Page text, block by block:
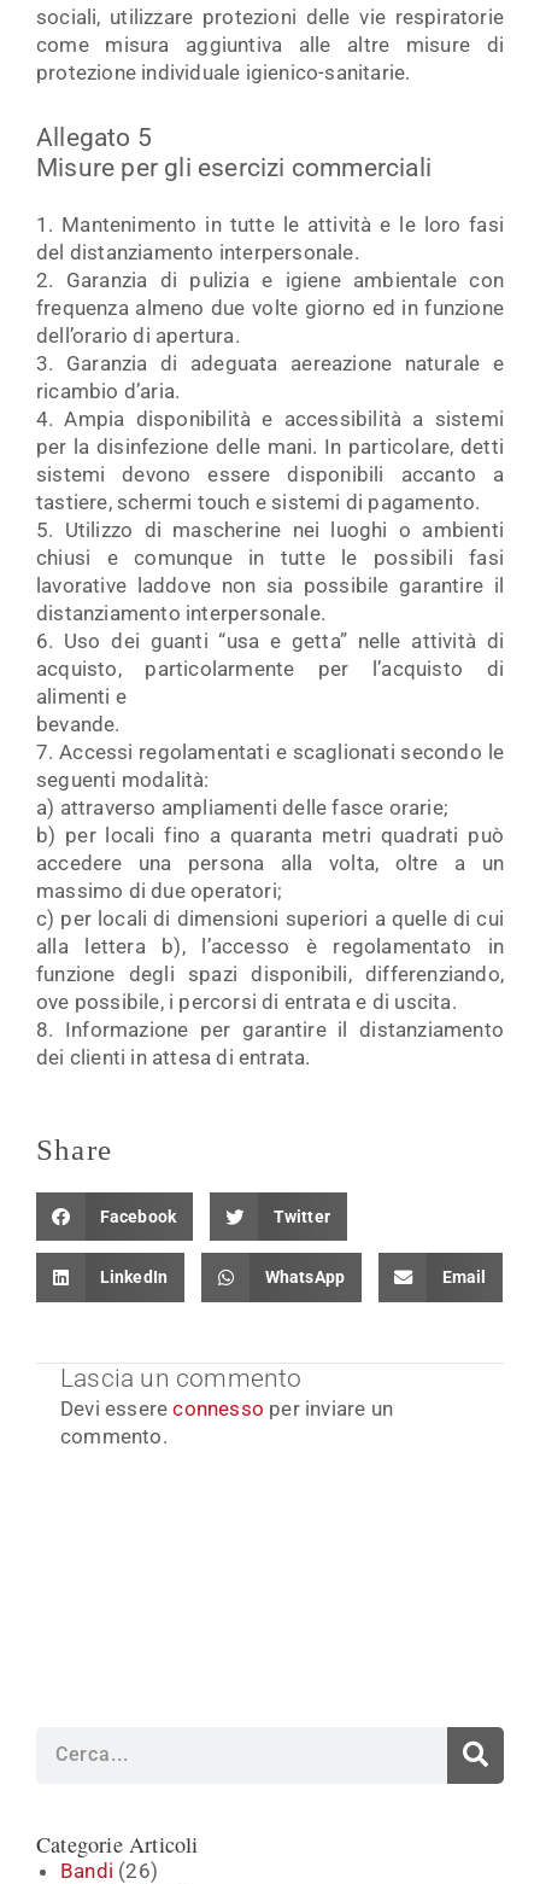
sociali, utilizzare protezioni delle vie respiratorie
come misura aggiuntiva alle altre misure di
protezione individuale igienico-sanitarie.
Allegato 5
Misure per gli esercizi commerciali
1. Mantenimento in tutte le attività e le loro fasi
del distanziamento interpersonale.
2. Garanzia di pulizia e igiene ambientale con
frequenza almeno due volte giorno ed in funzione
dell’orario di apertura.
3. Garanzia di adeguata aereazione naturale e
ricambio d’aria.
4. Ampia disponibilità e accessibilità a sistemi
per la disinfezione delle mani. In particolare, detti
sistemi devono essere disponibili accanto a
tastiere, schermi touch e sistemi di pagamento.
5. Utilizzo di mascherine nei luoghi o ambienti
chiusi e comunque in tutte le possibili fasi
lavorative laddove non sia possibile garantire il
distanziamento interpersonale.
6. Uso dei guanti “usa e getta” nelle attività di
acquisto, particolarmente per l’acquisto di
alimenti e
bevande.
7. Accessi regolamentati e scaglionati secondo le
seguenti modalità:
a) attraverso ampliamenti delle fasce orarie;
b) per locali fino a quaranta metri quadrati può
accedere una persona alla volta, oltre a un
massimo di due operatori;
c) per locali di dimensioni superiori a quelle di cui
alla lettera b), l’accesso è regolamentato in
funzione degli spazi disponibili, differenziando,
ove possibile, i percorsi di entrata e di uscita.
8. Informazione per garantire il distanziamento
dei clienti in attesa di entrata.
Share
Facebook Twitter
LinkedIn WhatsApp Email
Lascia un commento
Devi essereconnesso per inviare un
commento.
Categorie Articoli
Bandi (26)